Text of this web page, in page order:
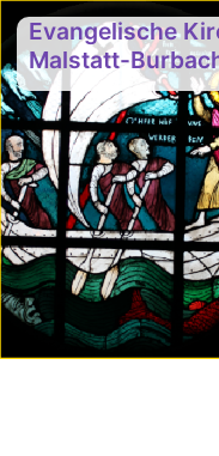
Evangelische
Malstatt-